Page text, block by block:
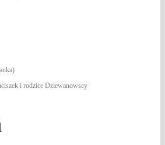
i rodzice Dziewanowscy